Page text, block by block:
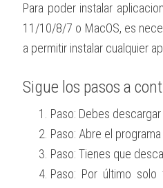
Para poder instalar
11/10/8/7 o MacOS, es
a permitir instalar cualquier
Sigue los pasos a
Paso: Debes
Paso: Abre el
Paso: Tienes que
Paso: Por último